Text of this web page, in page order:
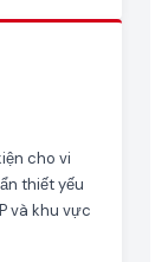
cho vi
thiết yếu
và khu vực